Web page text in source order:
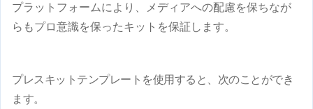
プラットフォームにより、メディアへの配慮を保ちなが
らもプロ意識を保ったキットを保証します。
プレスキットテンプレートを使用すると、次のことができ
ます。